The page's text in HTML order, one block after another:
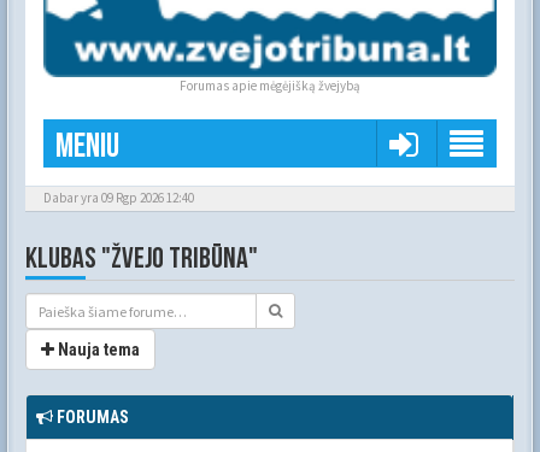
Forumas apie mėgėjišką žvejybą
Meniu
Dabar yra 09 Rgp 2026 12:40
KLUBAS "ŽVEJO TRIBŪNA"
Nauja tema
FORUMAS